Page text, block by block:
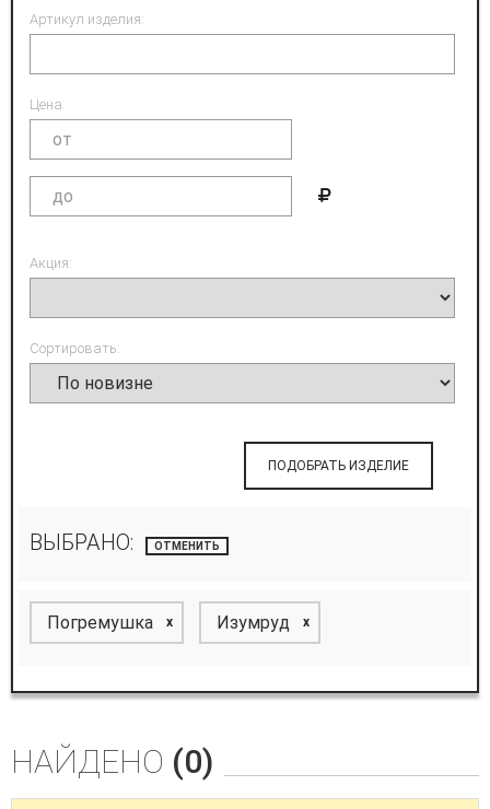
Артикул изделия:
Цена:
Акция:
Сортировать:
ПОДОБРАТЬ ИЗДЕЛИЕ
ВЫБРАНО: ОТМЕНИТЬ
Погремушка x Изумруд x
НАЙДЕНО (0)